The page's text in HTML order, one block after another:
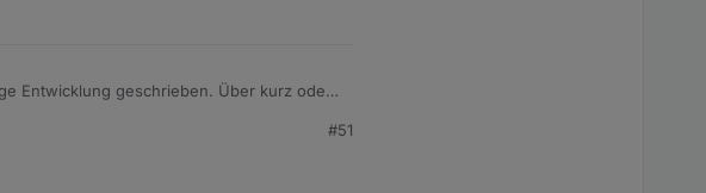
Entwicklung geschrieben. Über kurz oder
#51